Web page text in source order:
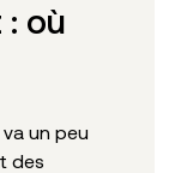
où
un peu
des